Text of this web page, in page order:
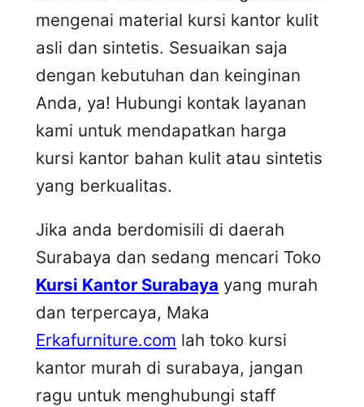
mengenai material kursi kantor kulit
asli dan sintetis. Sesuaikan saja
dengan kebutuhan dan keinginan
Anda, ya! Hubungi kontak layanan
kami untuk mendapatkan harga
kursi kantor bahan kulit atau sintetis
yang berkualitas.
Jika anda berdomisili di daerah
Surabaya dan sedang mencari Toko
Kursi Kantor Surabaya yang murah
dan terpercaya, Maka
Erkafurniture.com lah toko kursi
kantor murah di surabaya, jangan
ragu untuk menghubungi staff